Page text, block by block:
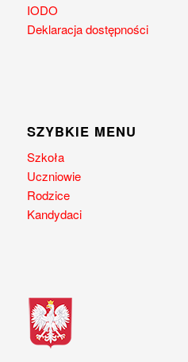
IODO
Deklaracja dostępności
SZYBKIE MENU
Szkoła
Uczniowie
Rodzice
Kandydaci